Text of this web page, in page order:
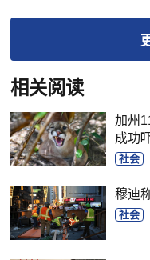
相关阅读
加州
成功
社会
穆迪
社会